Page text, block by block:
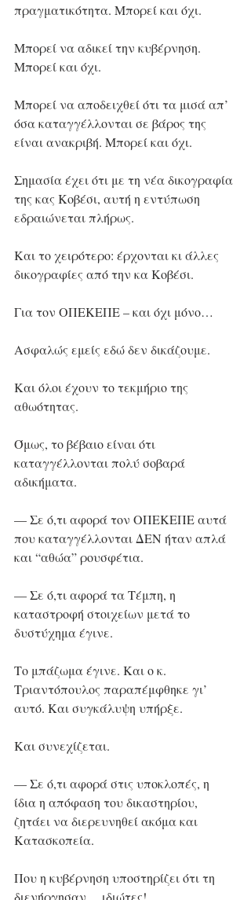
πραγματικότητα. Μπορεί και όχι.
Μπορεί να αδικεί την κυβέρνηση.
Μπορεί και όχι.
Μπορεί να αποδειχθεί ότι τα μισά απ’
όσα καταγγέλλονται σε βάρος της
είναι ανακριβή. Μπορεί και όχι.
Σημασία έχει ότι με τη νέα δικογραφία
της κας Κοβέσι, αυτή η εντύπωση
εδραιώνεται πλήρως.
Και το χειρότερο: έρχονται κι άλλες
δικογραφίες από την κα Κοβέσι.
Για τον ΟΠΕΚΕΠΕ – και όχι μόνο…
Ασφαλώς εμείς εδώ δεν δικάζουμε.
Και όλοι έχουν το τεκμήριο της
αθωότητας.
Όμως, το βέβαιο είναι ότι
καταγγέλλονται πολύ σοβαρά
αδικήματα.
— Σε ό,τι αφορά τον ΟΠΕΚΕΠΕ αυτά
που καταγγέλλονται ΔΕΝ ήταν απλά
και “αθώα” ρουσφέτια.
— Σε ό,τι αφορά τα Τέμπη, η
καταστροφή στοιχείων μετά το
δυστύχημα έγινε.
Το μπάζωμα έγινε. Και ο κ.
Τριαντόπουλος παραπέμφθηκε γι’
αυτό. Και συγκάλυψη υπήρξε.
Και συνεχίζεται.
— Σε ό,τι αφορά στις υποκλοπές, η
ίδια η απόφαση του δικαστηρίου,
ζητάει να διερευνηθεί ακόμα και
Κατασκοπεία.
Που η κυβέρνηση υποστηρίζει ότι τη
διενήργησαν… ιδιώτες!